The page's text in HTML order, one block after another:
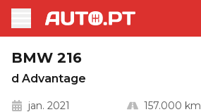
BMW 216
d Advantage
jan. 2021 157.000 km